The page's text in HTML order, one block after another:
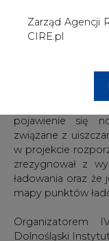
Zarząd Agencji
CIRE.pl
nową jakość pod
na stabilność
Zapytany o
pojawienie się
związane z
w projekcie
zrezygnował z
ładowania oraz
mapy punktów
Organizatorem
Dolnośląski